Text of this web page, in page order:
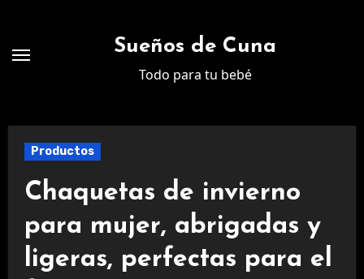
contenido
Sueños de Cuna
Todo para tu bebé
Productos
Chaquetas de invierno
para mujer, abrigadas y
ligeras, perfectas para el